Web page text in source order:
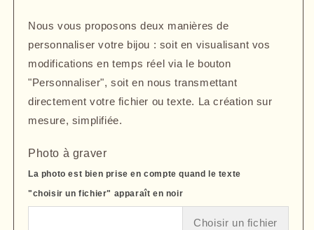
Collier
bleu
azur
avec
médaillon
en
inoxydable
Collier
bleu
azur
avec
médaillon
en
inoxydable
Nous vous proposons deux manières de
personnaliser votre bijou : soit en visualisant vos
modifications en temps réel via le bouton
"Personnaliser", soit en nous transmettant
directement votre fichier ou texte. La création sur
mesure, simplifiée.
Photo à graver
La photo est bien prise en compte quand le texte
"choisir un fichier" apparaît en noir
Choisir un fichier